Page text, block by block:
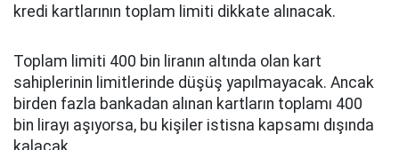
kredi kartlarının toplam limiti dikkate alınacak.
Toplam limiti 400 bin liranın altında olan kart
sahiplerinin limitlerinde düşüş yapılmayacak. Ancak
birden fazla bankadan alınan kartların toplamı 400
bin lirayı aşıyorsa, bu kişiler istisna kapsamı dışında
kalacak.